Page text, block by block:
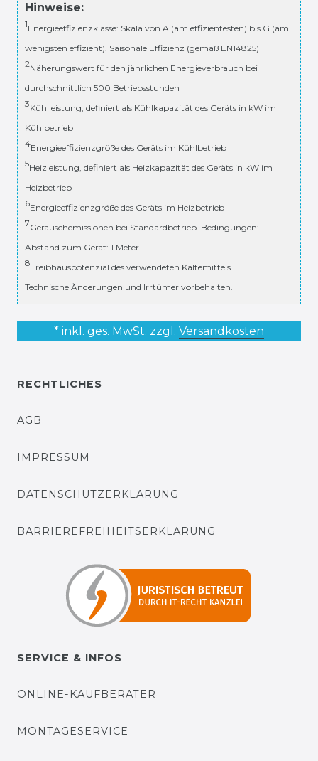
Hinweise:
1Energieeffizienzklasse: Skala von A (am effizientesten) bis G (am
wenigsten effizient). Saisonale Effizienz (gemäß EN14825)
2Näherungswert für den jährlichen Energieverbrauch bei
durchschnittlich 500 Betriebsstunden
3Kühlleistung, definiert als Kühlkapazität des Geräts in kW im
Kühlbetrieb
4Energieeffizienzgröße des Geräts im Kühlbetrieb
5Heizleistung, definiert als Heizkapazität des Geräts in kW im
Heizbetrieb
6Energieeffizienzgröße des Geräts im Heizbetrieb
7Geräuschemissionen bei Standardbetrieb. Bedingungen:
Abstand zum Gerät: 1 Meter.
8Treibhauspotenzial des verwendeten Kältemittels
Technische Änderungen und Irrtümer vorbehalten.
* inkl. ges. MwSt. zzgl. Versandkosten
RECHTLICHES
AGB
IMPRESSUM
DATENSCHUTZERKLÄRUNG
BARRIEREFREIHEITSERKLÄRUNG
SERVICE & INFOS
ONLINE-KAUFBERATER
MONTAGESERVICE